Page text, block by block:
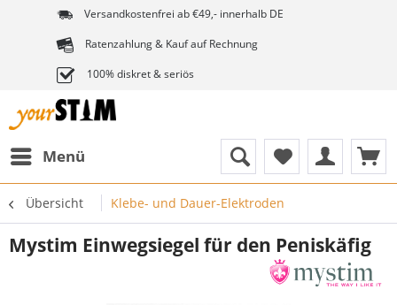
Versandkostenfrei ab €49,- innerhalb DE
Ratenzahlung & Kauf auf Rechnung
100% diskret & seriös
Menü
Übersicht Klebe- und Dauer-Elektroden
Mystim Einwegsiegel für den Peniskäfig